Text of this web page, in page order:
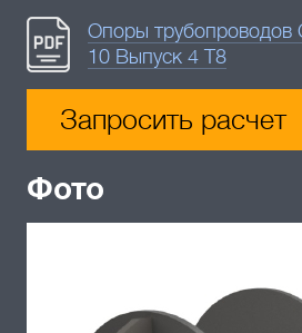
Опоры трубопроводов
10 Выпуск 4 Т8
Запросить расчет
Фото